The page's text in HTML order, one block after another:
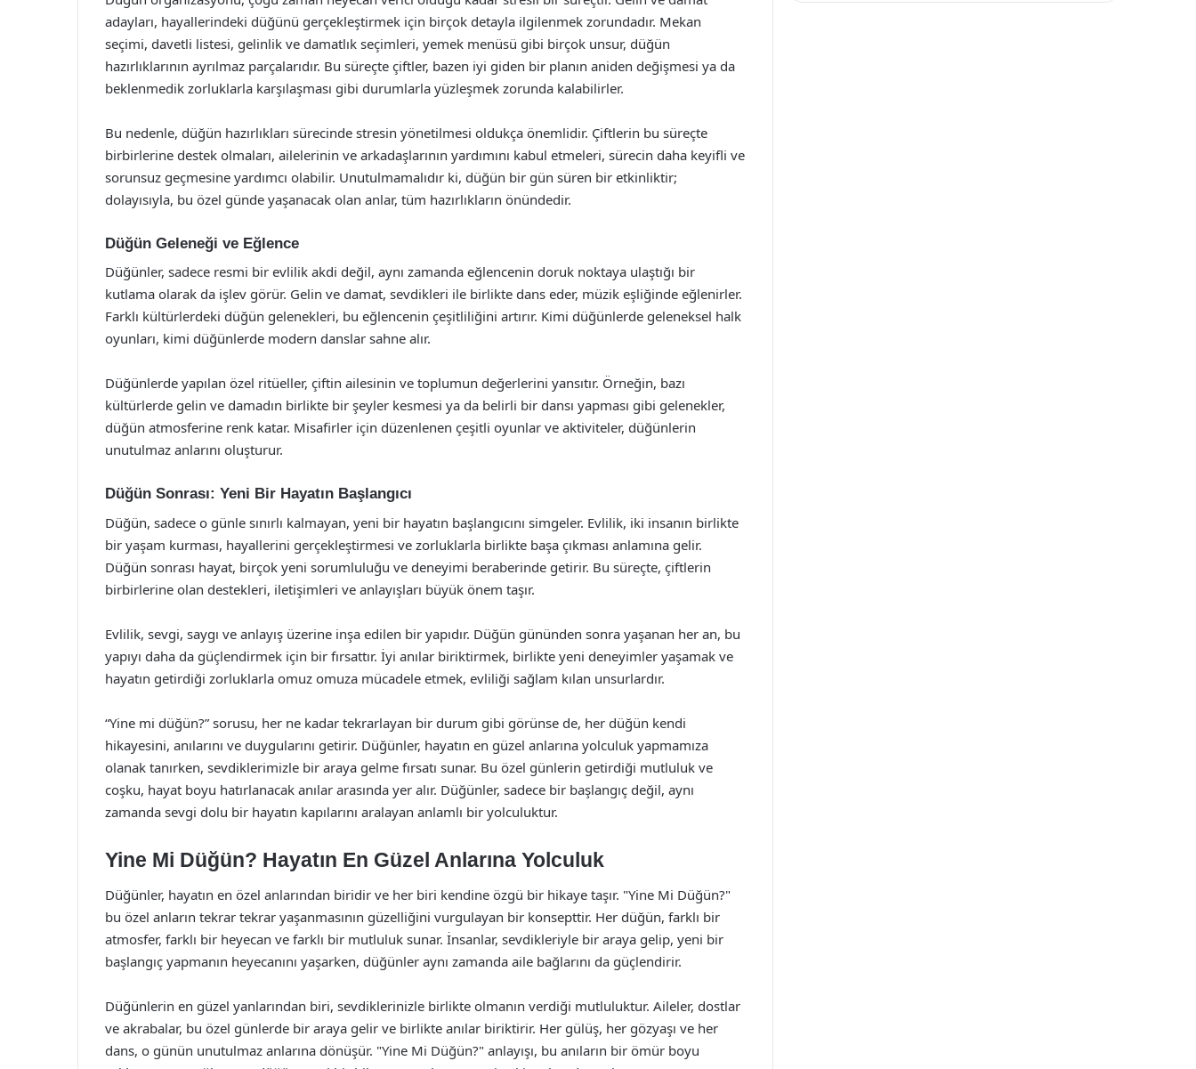
adayları, hayallerindeki düğünü gerçekleştirmek için birçok detayla ilgilenmek zorundadır. Mekan
seçimi, davetli listesi, gelinlik ve damatlık seçimleri, yemek menüsü gibi birçok unsur, düğün
hazırlıklarının ayrılmaz parçalarıdır. Bu süreçte çiftler, bazen iyi giden bir planın aniden değişmesi ya da
beklenmedik zorluklarla karşılaşması gibi durumlarla yüzleşmek zorunda kalabilirler.
Bu nedenle, düğün hazırlıkları sürecinde stresin yönetilmesi oldukça önemlidir. Çiftlerin bu süreçte
birbirlerine destek olmaları, ailelerinin ve arkadaşlarının yardımını kabul etmeleri, sürecin daha keyifli ve
sorunsuz geçmesine yardımcı olabilir. Unutulmamalıdır ki, düğün bir gün süren bir etkinliktir;
dolayısıyla, bu özel günde yaşanacak olan anlar, tüm hazırlıkların önündedir.
Düğün Geleneği ve Eğlence
Düğünler, sadece resmi bir evlilik akdi değil, aynı zamanda eğlencenin doruk noktaya ulaştığı bir
kutlama olarak da işlev görür. Gelin ve damat, sevdikleri ile birlikte dans eder, müzik eşliğinde eğlenirler.
Farklı kültürlerdeki düğün gelenekleri, bu eğlencenin çeşitliliğini artırır. Kimi düğünlerde geleneksel halk
oyunları, kimi düğünlerde modern danslar sahne alır.
Düğünlerde yapılan özel ritüeller, çiftin ailesinin ve toplumun değerlerini yansıtır. Örneğin, bazı
kültürlerde gelin ve damadın birlikte bir şeyler kesmesi ya da belirli bir dansı yapması gibi gelenekler,
düğün atmosferine renk katar. Misafirler için düzenlenen çeşitli oyunlar ve aktiviteler, düğünlerin
unutulmaz anlarını oluşturur.
Düğün Sonrası: Yeni Bir Hayatın Başlangıcı
Düğün, sadece o günle sınırlı kalmayan, yeni bir hayatın başlangıcını simgeler. Evlilik, iki insanın birlikte
bir yaşam kurması, hayallerini gerçekleştirmesi ve zorluklarla birlikte başa çıkması anlamına gelir.
Düğün sonrası hayat, birçok yeni sorumluluğu ve deneyimi beraberinde getirir. Bu süreçte, çiftlerin
birbirlerine olan destekleri, iletişimleri ve anlayışları büyük önem taşır.
Evlilik, sevgi, saygı ve anlayış üzerine inşa edilen bir yapıdır. Düğün gününden sonra yaşanan her an, bu
yapıyı daha da güçlendirmek için bir fırsattır. İyi anılar biriktirmek, birlikte yeni deneyimler yaşamak ve
hayatın getirdiği zorluklarla omuz omuza mücadele etmek, evliliği sağlam kılan unsurlardır.
“Yine mi düğün?” sorusu, her ne kadar tekrarlayan bir durum gibi görünse de, her düğün kendi
hikayesini, anılarını ve duygularını getirir. Düğünler, hayatın en güzel anlarına yolculuk yapmamıza
olanak tanırken, sevdiklerimizle bir araya gelme fırsatı sunar. Bu özel günlerin getirdiği mutluluk ve
coşku, hayat boyu hatırlanacak anılar arasında yer alır. Düğünler, sadece bir başlangıç değil, aynı
zamanda sevgi dolu bir hayatın kapılarını aralayan anlamlı bir yolculuktur.
Yine Mi Düğün? Hayatın En Güzel Anlarına Yolculuk
Düğünler, hayatın en özel anlarından biridir ve her biri kendine özgü bir hikaye taşır. "Yine Mi Düğün?"
bu özel anların tekrar tekrar yaşanmasının güzelliğini vurgulayan bir konsepttir. Her düğün, farklı bir
atmosfer, farklı bir heyecan ve farklı bir mutluluk sunar. İnsanlar, sevdikleriyle bir araya gelip, yeni bir
başlangıç yapmanın heyecanını yaşarken, düğünler aynı zamanda aile bağlarını da güçlendirir.
Düğünlerin en güzel yanlarından biri, sevdiklerinizle birlikte olmanın verdiği mutluluktur. Aileler, dostlar
ve akrabalar, bu özel günlerde bir araya gelir ve birlikte anılar biriktirir. Her gülüş, her gözyaşı ve her
dans, o günün unutulmaz anlarına dönüşür. "Yine Mi Düğün?" anlayışı, bu anıların bir ömür boyu